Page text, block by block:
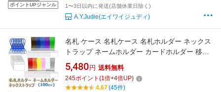
ポイントUPジャンル 1〜3日以内に発送(店舗休業日除く)
A.Y.Judie(エイワイジュディ)
名札 ケース 名札ケース 名札ホルダー ネックス
トラップ ネームホルダー カードホルダー 移動
ポケット 展示会 イベント idカード idバッジ ス
トラップ idケース icカード ストラップid ネーム
ストラップ 名札クリップ （100セット）
5,480 円 送料無料
245ポイント (1倍+4倍UP)
4.67(45件)